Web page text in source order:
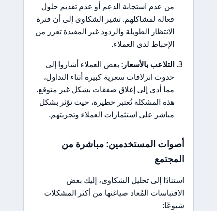
من عدم استجابة الدعم أو عدم تقديم حلول
فعالة لمشاكلهم. تشير الشكاوى إلى أن فترة
الانتظار الطويلة والردود غير المفيدة تعزز من
الإحباط لدى العملاء.
التلاعب بالأسعار : بعض العملاء أشاروا إلى
حدوث انزلاقات سعرية كبيرة أثناء التداول،
مما أدى إلى إغلاق صفقات بشكل غير متوقع.
هذه المشكلة تُعتبر خطيرة، حيث تؤثر بشكل
مباشر على استثمارات العملاء وتجربتهم.
أصوات المستخدمين: مباشرة من
المجتمع
استنادًا إلى تحليل الشكاوى، إليك بعض
الاقتباسات المُعاد صياغتها من أكثر المشكلات
شيوعًا: